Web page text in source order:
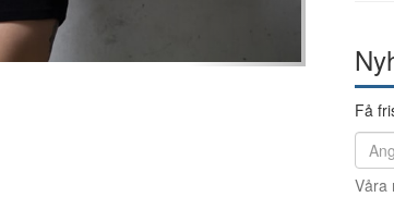
Få
Våra